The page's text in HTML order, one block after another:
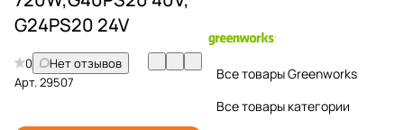
G24PS20 24V
0
Нет отзывов
Арт.29507
Все товары Greenworks
Все товары категории